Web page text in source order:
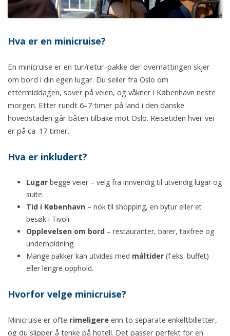
Hva er en minicruise?
En minicruise er en tur/retur-pakke der overnattingen skjer
om bord i din egen lugar. Du seiler fra Oslo om
ettermiddagen, sover på veien, og våkner i København neste
morgen. Etter rundt 6–7 timer på land i den danske
hovedstaden går båten tilbake mot Oslo. Reisetiden hver vei
er på ca. 17 timer.
Hva er inkludert?
Lugar begge veier – velg fra innvendig til utvendig lugar og
suite.
Tid i København – nok til shopping, en bytur eller et
besøk i Tivoli.
Opplevelsen om bord – restauranter, barer, taxfree og
underholdning.
Mange pakker kan utvides med måltider (f.eks. buffet)
eller lengre opphold.
Hvorfor velge minicruise?
Minicruise er ofte rimeligere enn to separate enkeltbilletter,
og du slipper å tenke på hotell. Det passer perfekt for en